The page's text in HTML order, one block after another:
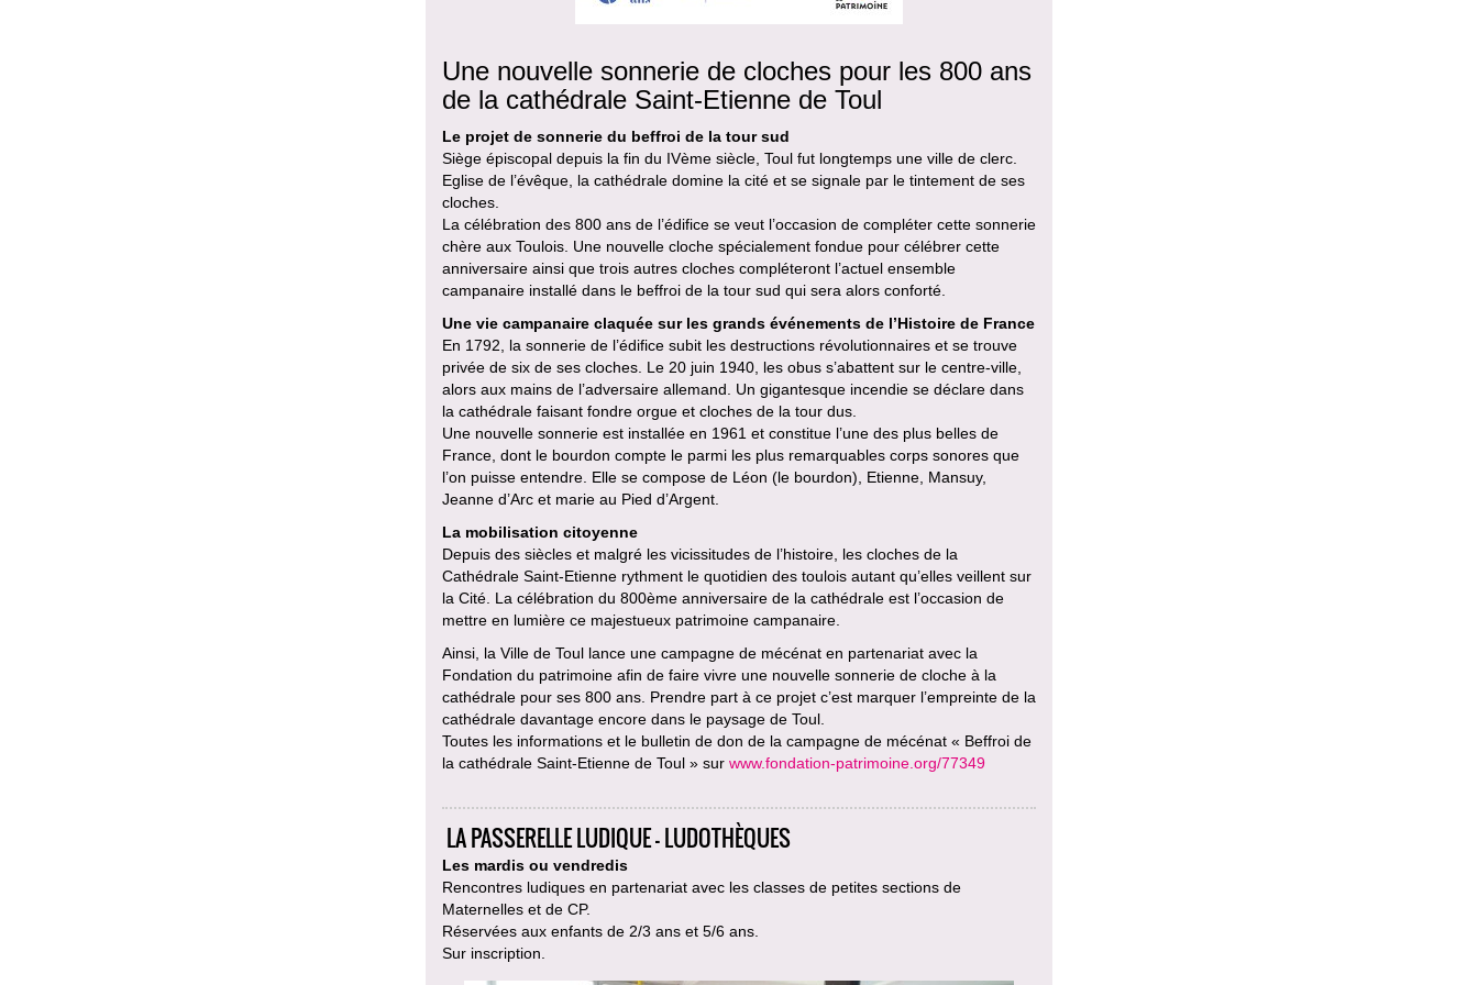
Une nouvelle sonnerie de cloches pour les 800 ans
de la cathédrale Saint-Etienne de Toul
Le projet de sonnerie du beffroi de la tour sud
Siège épiscopal depuis la fin du IVème siècle, Toul fut longtemps une ville de clerc.
Eglise de l’évêque, la cathédrale domine la cité et se signale par le tintement de ses
cloches.
La célébration des 800 ans de l’édifice se veut l’occasion de compléter cette sonnerie
chère aux Toulois. Une nouvelle cloche spécialement fondue pour célébrer cette
anniversaire ainsi que trois autres cloches compléteront l’actuel ensemble
campanaire installé dans le beffroi de la tour sud qui sera alors conforté.
Une vie campanaire claquée sur les grands événements de l’Histoire de France
En 1792, la sonnerie de l’édifice subit les destructions révolutionnaires et se trouve
privée de six de ses cloches. Le 20 juin 1940, les obus s’abattent sur le centre-ville,
alors aux mains de l’adversaire allemand. Un gigantesque incendie se déclare dans
la cathédrale faisant fondre orgue et cloches de la tour dus.
Une nouvelle sonnerie est installée en 1961 et constitue l’une des plus belles de
France, dont le bourdon compte le parmi les plus remarquables corps sonores que
l’on puisse entendre. Elle se compose de Léon (le bourdon), Etienne, Mansuy,
Jeanne d’Arc et marie au Pied d’Argent.
La mobilisation citoyenne
Depuis des siècles et malgré les vicissitudes de l’histoire, les cloches de la
Cathédrale Saint-Etienne rythment le quotidien des toulois autant qu’elles veillent sur
la Cité. La célébration du 800ème anniversaire de la cathédrale est l’occasion de
mettre en lumière ce majestueux patrimoine campanaire.
Ainsi, la Ville de Toul lance une campagne de mécénat en partenariat avec la
Fondation du patrimoine afin de faire vivre une nouvelle sonnerie de cloche à la
cathédrale pour ses 800 ans. Prendre part à ce projet c’est marquer l’empreinte de la
cathédrale davantage encore dans le paysage de Toul.
Toutes les informations et le bulletin de don de la campagne de mécénat « Beffroi de
la cathédrale Saint-Etienne de Toul » sur www.fondation-patrimoine.org/77349
LA PASSERELLE LUDIQUE - LUDOTHÈQUES
Les mardis ou vendredis
Rencontres ludiques en partenariat avec les classes de petites sections de
Maternelles et de CP.
Réservées aux enfants de 2/3 ans et 5/6 ans.
Sur inscription.